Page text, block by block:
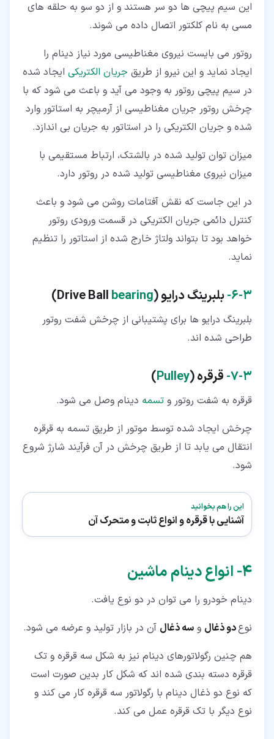
این سیم پیچی ها دو سر هستند و از دو سو به حلقه های
مسی به نام کلکتور اتصال داده می شوند.
روتور می بایست نیروی مغناطیسی مورد نیاز دینام را
ایجاد نماید و این نیرو از طریق جریان الکتریکی ایجاد شده
در سیم پیچی روتور به وجود می آید و باعث می شود که با
چرخش روتور جریان مغناطیسی از آرمیچر به استاتور وارد
شده و جریان الکتریکی را در استاتور به جریان بی اندازد.
میزان توان تولید شده در بالشتک، ارتباط مستقیمی با
میزان نیروی مغناطیسی تولید شده در روتور دارد.
در این جاست که نقش آفتامات روشن می شود و باعث
کنترل دائمی جریان الکتریکی در قسمت ورودی روتور
خواهد بود تا بتواند ولتاژ خارج شده از استاتور را تنظیم
نماید.
۳‏-‏۶‏- بلبرینگ درایو (Drive Ballbearing
)
بلبرینگ درایو ها برای پشتیبانی از چرخش شفت روتور
طراحی شده اند.
۳‏-‏۷‏- قرقره (Pulley
)
قرقره به شفت روتور و تسمه دینام وصل می شود.
چرخش ایجاد شده توسط موتور از طریق تسمه به قرقره
انتقال می یابد تا از طریق چرخش در آن فرآیند شارژ شروع
شود.
این را هم بخوانید
آشنایی با قرقره و انواع ثابت و متحرک آن
۴‏- انواع دینام ماشین
دینام خودرو را می توان در دو نوع یافت.
نوعدو ذغال و سه ذغال آن در بازار تولید و عرضه می شود.
هم چنین رگولاتورهای دینام نیز به شکل سه قرقره و تک
قرقره دسته بندی شده اند که شکل کار بدین صورت است
که نوع دو ذغال دینام با رگولاتور سه قرقره کار می کند و
نوع دیگر با تک قرقره عمل می کند.